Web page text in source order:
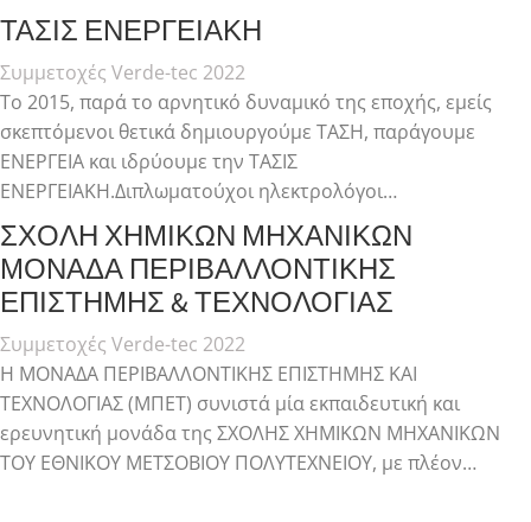
ΤΑΣΙΣ ΕΝΕΡΓΕΙΑΚΗ
Συμμετοχές Verde-tec 2022
Το 2015, παρά το αρνητικό δυναμικό της εποχής, εμείς
σκεπτόμενοι θετικά δημιουργούμε ΤΑΣΗ, παράγουμε
ΕΝΕΡΓΕΙΑ και ιδρύουμε την ΤΑΣΙΣ
ΕΝΕΡΓΕΙΑΚΗ.Διπλωματούχοι ηλεκτρολόγοι…
ΣΧΟΛΗ ΧΗΜΙΚΩΝ ΜΗΧΑΝΙΚΩΝ
ΜΟΝΑΔΑ ΠΕΡΙΒΑΛΛΟΝΤΙΚΗΣ
ΕΠΙΣΤΗΜΗΣ & ΤΕΧΝΟΛΟΓΙΑΣ
Συμμετοχές Verde-tec 2022
Η ΜΟΝΑΔΑ ΠΕΡΙΒΑΛΛΟΝΤΙΚΗΣ ΕΠΙΣΤΗΜΗΣ ΚΑΙ
ΤΕΧΝΟΛΟΓΙΑΣ (ΜΠΕΤ) συνιστά μία εκπαιδευτική και
ερευνητική μονάδα της ΣΧΟΛΗΣ ΧΗΜΙΚΩΝ ΜΗΧΑΝΙΚΩΝ
ΤΟΥ ΕΘΝΙΚΟΥ ΜΕΤΣΟΒΙΟΥ ΠΟΛΥΤΕΧΝΕΙΟΥ, με πλέον…